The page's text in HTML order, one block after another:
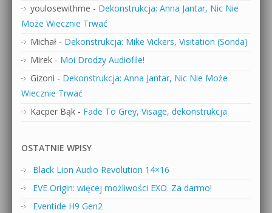
youlosewithme - Dekonstrukcja: Anna Jantar, Nic Nie
Może Wiecznie Trwać
Michał - Dekonstrukcja: Mike Vickers, Visitation (Sonda)
Mirek - Moi Drodzy Audiofile!
Gizoni - Dekonstrukcja: Anna Jantar, Nic Nie Może
Wiecznie Trwać
Kacper Bąk - Fade To Grey, Visage, dekonstrukcja
OSTATNIE WPISY
Black Lion Audio Revolution 14×16
EVE Origin: więcej możliwości EXO. Za darmo!
Eventide H9 Gen2